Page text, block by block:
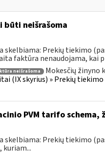
būti neišrašoma
skelbiama: Prekių tiekimo
faktūra nenaudojama, kai
neišrašoma Mokesčių žinyno
(IX skyrius) » Prekių
PVM tarifo schema,
skelbiama: Prekių tiekimo
kuriam...